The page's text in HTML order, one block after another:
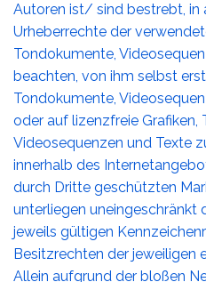
Autoren ist/ sind bestrebt, in
Urheberrechte der
Tondokumente,
beachten, von ihm selbst
Tondokumente,
oder auf lizenzfreie Grafiken,
Videosequenzen und Texte
innerhalb des
durch Dritte geschützten
unterliegen uneingeschränkt
jeweils gültigen
Besitzrechten der jeweiligen
Allein aufgrund der bloßen